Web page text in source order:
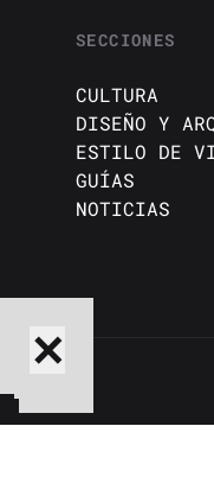
SECCIONES
CULTURA
DISEÑO Y
ESTILO DE
GUÍAS
NOTICIAS
✕